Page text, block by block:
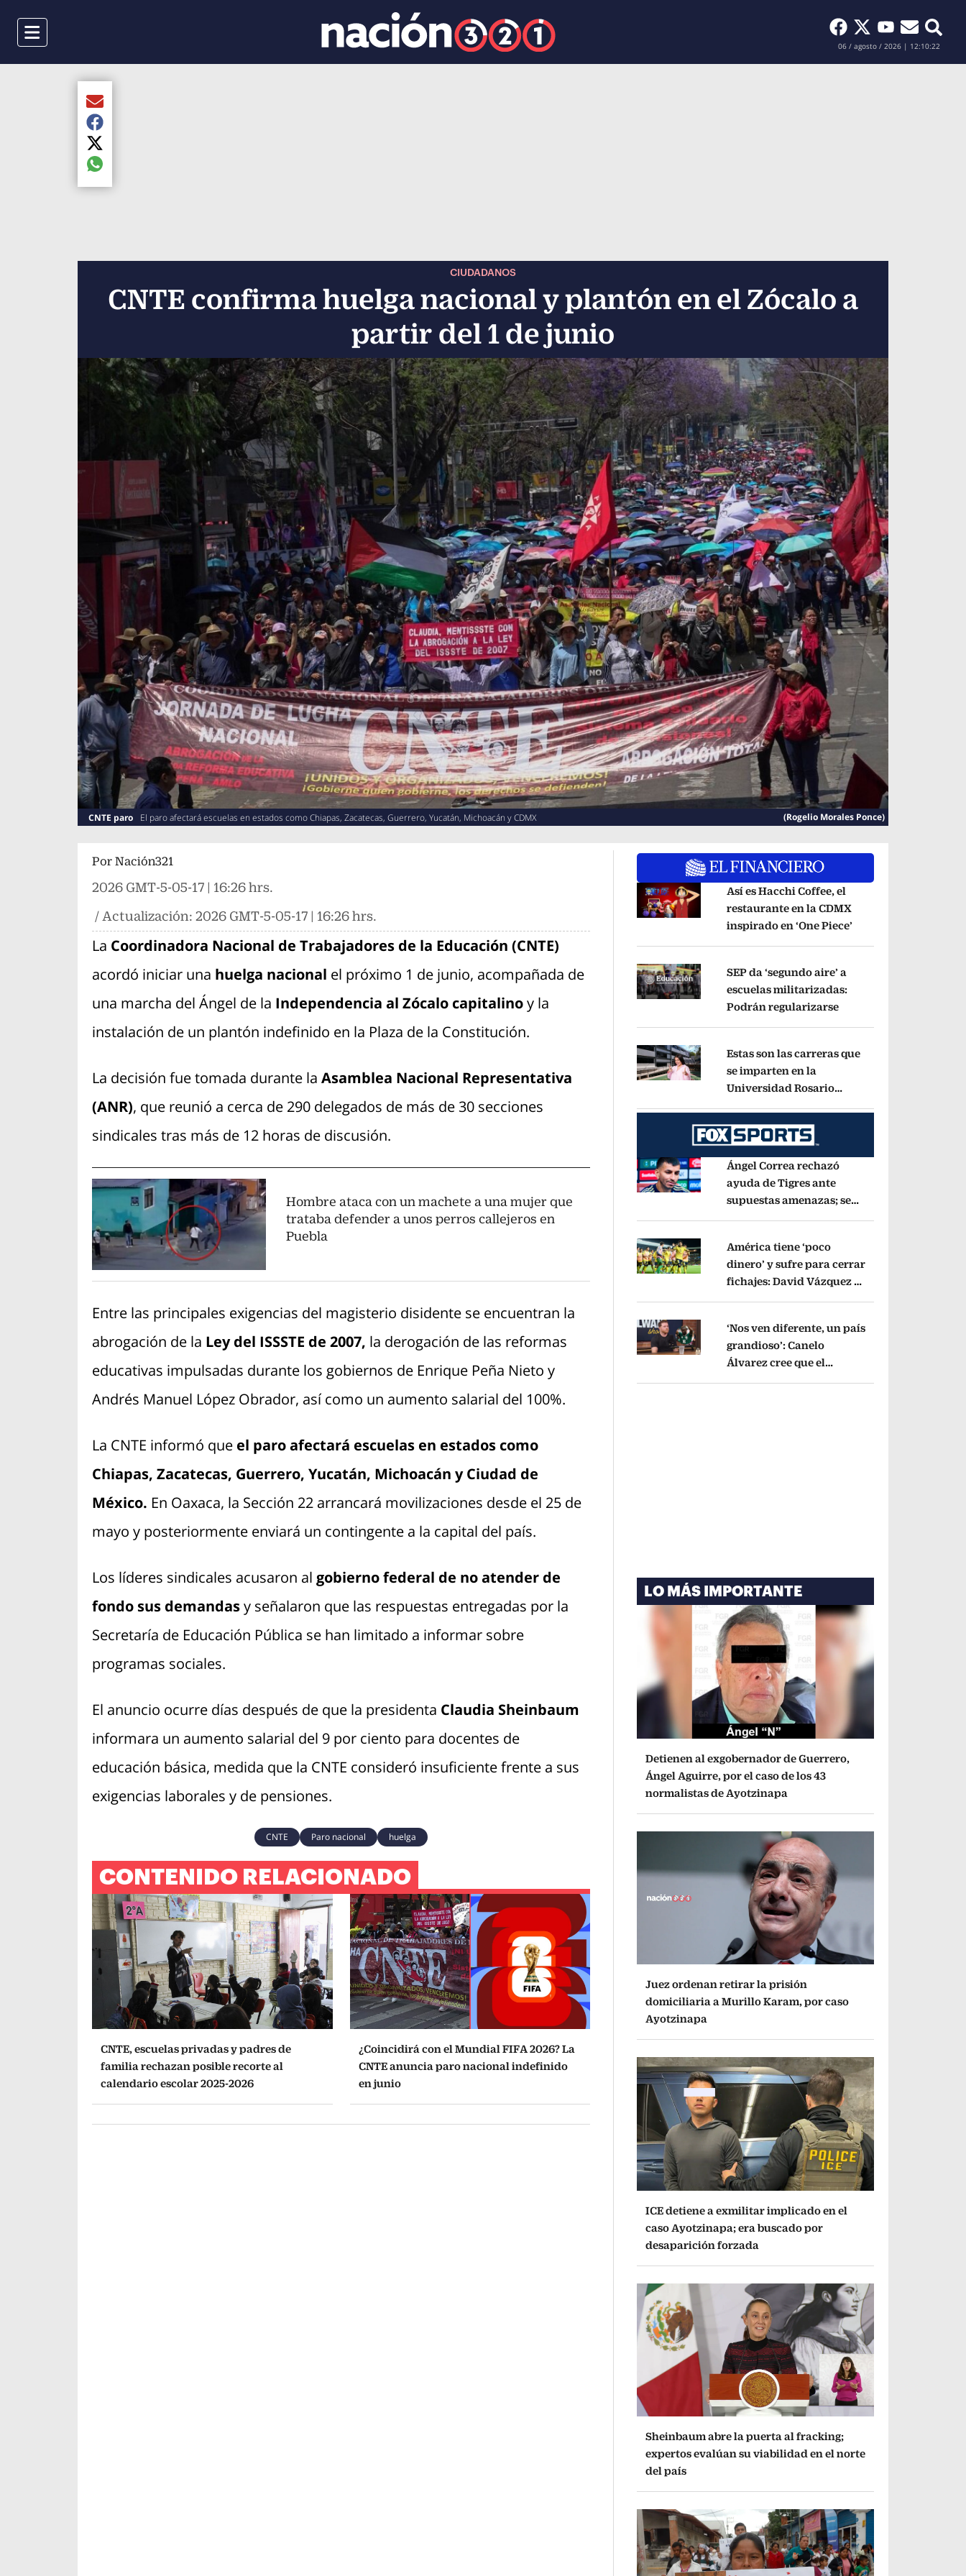
Menu Buscar
06 / agosto / 2026 | 12:10:24
CIUDADANOS
CNTE confirma huelga nacional y plantón en el Zócalo a
partir del 1 de junio
CNTE paro El paro afectará escuelas en estados como Chiapas, Zacatecas, Guerrero, Yucatán, Michoacán y CDMX (Rogelio Morales Ponce)
Compartir el artículo actual mediante Email
Compartir el artículo actual mediante Facebook
Compartir el artículo actual mediante Twitter
Compartir el artículo actual mediante global.social-whatsapp
Por Nación321
2026 GMT-5-05-17 | 16:26 hrs.
/ Actualización: 2026 GMT-5-05-17 | 16:26 hrs.
La Coordinadora Nacional de Trabajadores de la Educación (CNTE)
acordó iniciar una huelga nacional el próximo 1 de junio, acompañada de
una marcha del Ángel de la Independencia al Zócalo capitalinoy la
instalación de un plantón indefinido en la Plaza de la Constitución.
La decisión fue tomada durante la Asamblea Nacional Representativa
(ANR), que reunió a cerca de 290 delegados de más de 30 secciones
sindicales tras más de 12 horas de discusión.
Hombre ataca con un machete a una mujer que
trataba defender a unos perros callejeros en
Puebla
Entre las principales exigencias del magisterio disidente se encuentran la
abrogación de la Ley del ISSSTE de 2007, la derogación de las reformas
educativas impulsadas durante los gobiernos de Enrique Peña Nieto y
Andrés Manuel López Obrador, así como un aumento salarial del 100%.
La CNTE informó queel paro afectará escuelas en estados como
Chiapas, Zacatecas, Guerrero, Yucatán, Michoacán y Ciudad de
México. En Oaxaca, la Sección 22 arrancará movilizaciones desde el 25 de
mayo y posteriormente enviará un contingente a la capital del país.
Los líderes sindicales acusaron al gobierno federal de no atender de
fondo sus demandasy señalaron que las respuestas entregadas por la
Secretaría de Educación Pública se han limitado a informar sobre
programas sociales.
El anuncio ocurre días después de que la presidenta Claudia Sheinbaum
informara un aumento salarial del 9 por ciento para docentes de
educación básica, medida que la CNTE consideró insuficiente frente a sus
exigencias laborales y de pensiones.
CNTE Paro nacional huelga
CONTENIDO RELACIONADO
CNTE, escuelas privadas y padres de
familia rechazan posible recorte al
calendario escolar 2025-2026
¿Coincidirá con el Mundial FIFA 2026? La
CNTE anuncia paro nacional indefinido
en junio
Opens in new window
Así es Hacchi Coffee, el
restaurante en la CDMX
inspirado en ‘One Piece’
Opens in new window
SEP da ‘segundo aire’ a
escuelas militarizadas:
Podrán regularizarseOpens in new window
Opens in new window
Estas son las carreras que
se imparten en la
Universidad Rosario
Opens in new window
Ángel Correa rechazó
ayuda de Tigres ante
supuestas amenazas; se
Opens in new window
América tiene ‘poco
dinero’ y sufre para cerrar
fichajes: David Vázquez se
Opens in new window
‘Nos ven diferente, un país
grandioso’: Canelo
Álvarez cree que el
LO MÁS IMPORTANTE
Detienen al exgobernador de Guerrero,
Ángel Aguirre, por el caso de los 43
normalistas de Ayotzinapa
Juez ordenan retirar la prisión
domiciliaria a Murillo Karam, por caso
Ayotzinapa
ICE detiene a exmilitar implicado en el
caso Ayotzinapa; era buscado por
desaparición forzada
Sheinbaum abre la puerta al fracking;
expertos evalúan su viabilidad en el norte
del país